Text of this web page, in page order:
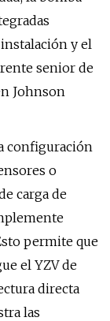
y el
senior de
Johnson
configuración
o
carga de
permite que
el YZV de
directa
las